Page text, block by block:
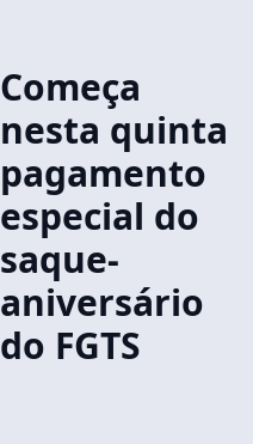
Começa
nesta quinta
pagamento
especial do
saque-
aniversário
do FGTS